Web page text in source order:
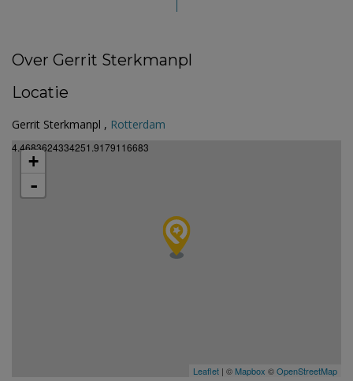
Over Gerrit Sterkmanpl
Locatie
Gerrit Sterkmanpl , Rotterdam
4.4683624334251.9179116683
+
-
Leaflet | © Mapbox ©OpenStreetMap